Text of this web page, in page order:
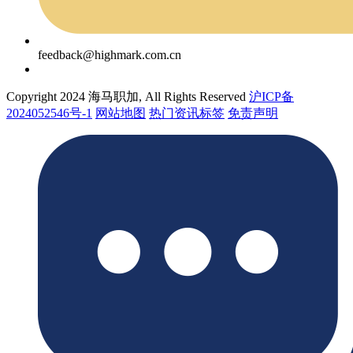
feedback@highmark.com.cn
Copyright 2024 海马职加, All Rights Reserved 沪ICP备
2024052546号-1 网站地图 热门资讯标签 免责声明